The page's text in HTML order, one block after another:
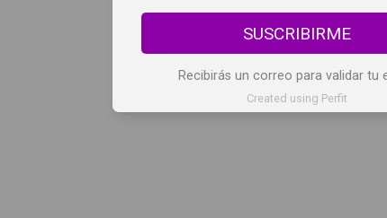
SUSCRIBIRME
Recibirás un correo para validar tu
Created using Perfit